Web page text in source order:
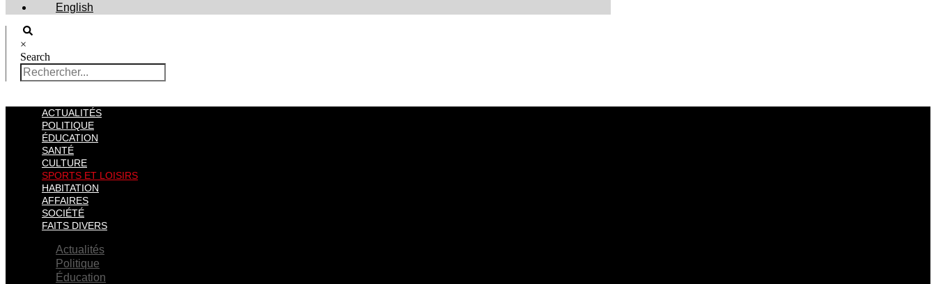
English
×
Search
ACTUALITÉS
POLITIQUE
ÉDUCATION
SANTÉ
CULTURE
SPORTS ET LOISIRS
HABITATION
AFFAIRES
SOCIÉTÉ
FAITS DIVERS
Actualités
Politique
Éducation